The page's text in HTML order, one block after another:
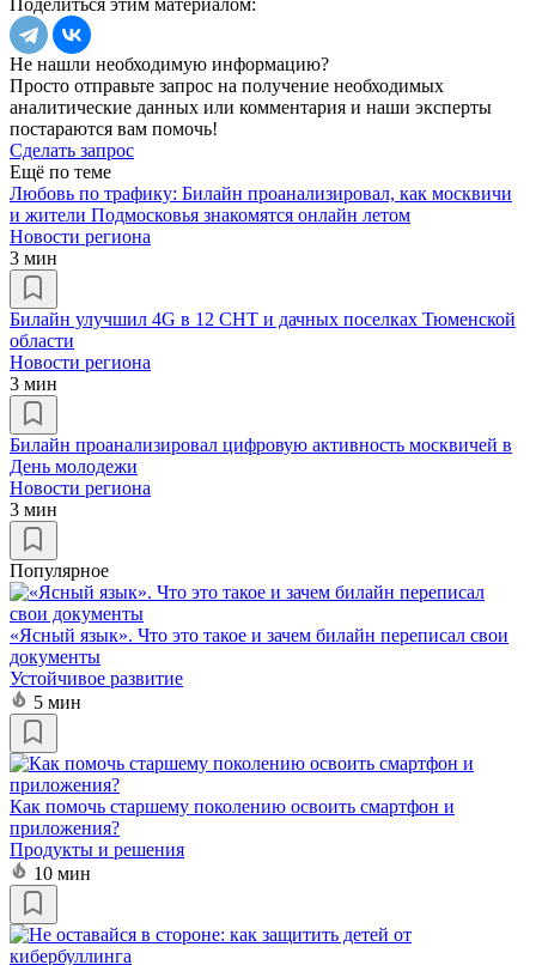
Не нашли необходимую информацию?
Просто отправьте запрос на получение необходимых
аналитические данных или комментария и наши эксперты
постараются вам помочь!
Сделать запрос
Ещё по теме
Любовь по трафику: Билайн проанализировал, как москвичи
и жители Подмосковья знакомятся онлайн летом
Новости региона
3 мин
Билайн улучшил 4G в 12 СНТ и дачных поселках Тюменской
области
Новости региона
3 мин
Билайн проанализировал цифровую активность москвичей в
День молодежи
Новости региона
3 мин
Популярное
«Ясный язык». Что это такое и зачем билайн переписал свои
документы
Устойчивое развитие
5 мин
Как помочь старшему поколению освоить смартфон и
приложения?
Продукты и решения
10 мин